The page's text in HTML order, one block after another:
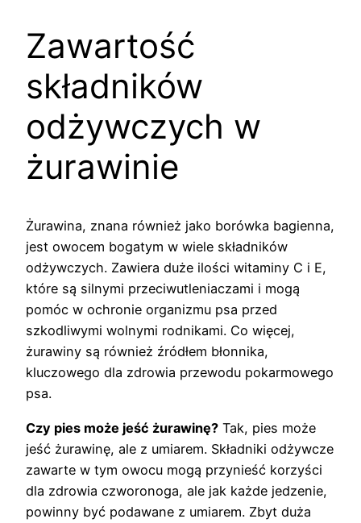
Zawartość
składników
odżywczych w
żurawinie
Żurawina, znana również jako borówka bagienna,
jest owocem bogatym w wiele składników
odżywczych. Zawiera duże ilości witaminy C i E,
które są silnymi przeciwutleniaczami i mogą
pomóc w ochronie organizmu psa przed
szkodliwymi wolnymi rodnikami. Co więcej,
żurawiny są również źródłem błonnika,
kluczowego dla zdrowia przewodu pokarmowego
psa.
Czy pies może jeść żurawinę? Tak, pies może
jeść żurawinę, ale z umiarem. Składniki odżywcze
zawarte w tym owocu mogą przynieść korzyści
dla zdrowia czworonoga, ale jak każde jedzenie,
powinny być podawane z umiarem. Zbyt duża